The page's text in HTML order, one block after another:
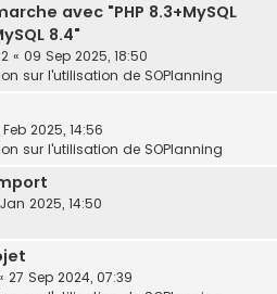
avec "PHP 8.3+MySQL
8.4"
« 09 Sep 2025, 18:50
sur l'utilisation de SOPlanning
Feb 2025, 14:56
sur l'utilisation de SOPlanning
2025, 14:50
27 Sep 2024, 07:39